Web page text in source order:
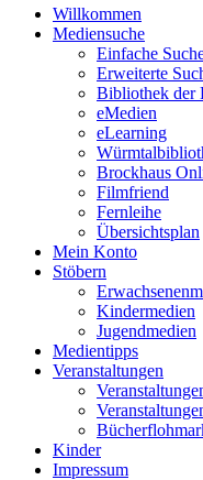
Willkommen
Mediensuche
Einfache
Erweiterte
Bibliothek der
eMedien
eLearning
Brockhaus
Filmfriend
Fernleihe
Übersichtsplan
Mein Konto
Stöbern
Kindermedien
Jugendmedien
Medientipps
Veranstaltungen
Kinder
Impressum